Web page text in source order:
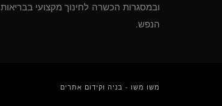
ובמסגרות הכשרה לחינוך מקצועי בבריאות
הנפש.
משו משו - בניה וקידום אתרים